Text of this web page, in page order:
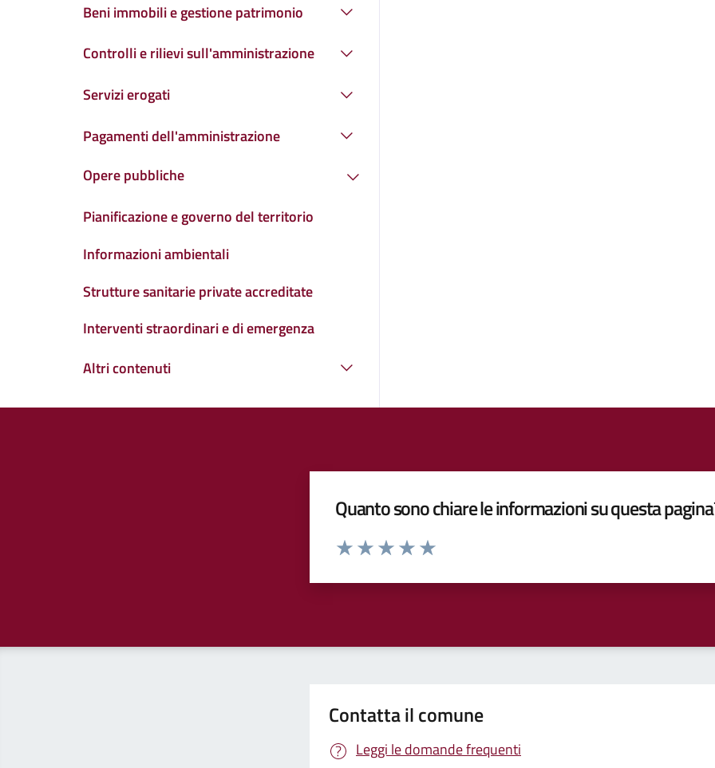
Beni immobili e gestione patrimonio
Controlli e rilievi sull'amministrazione
Servizi erogati
Pagamenti dell'amministrazione
Opere pubbliche
Pianificazione e governo del territorio
Informazioni ambientali
Strutture sanitarie private accreditate
Interventi straordinari e di emergenza
Altri contenuti
Quanto sono chiare le informazioni su questa
Valuta da 1 a 5 stelle la pagina
Contatta il comune
Leggi le domande frequenti